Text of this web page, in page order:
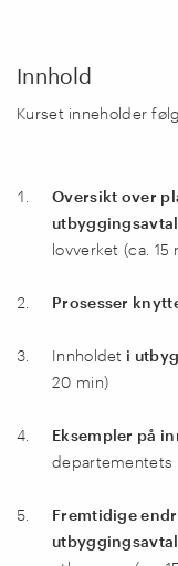
Innhold
Kurset inneholder
Oversikt over
lovverket (ca. 15
Prosesser
Innholdet i
20 min)
Eksempler på
departementets
Fremtidige